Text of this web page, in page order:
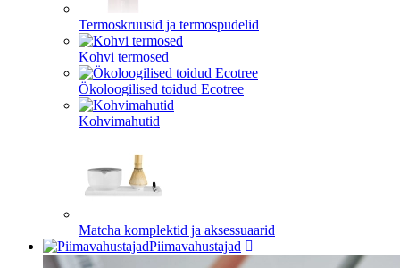
Termoskruusid ja termospudelid
Kohvi termosed
Ökoloogilised toidud Ecotree
Kohvimahutid
Matcha komplektid ja aksessuaarid
Piimavahustajad